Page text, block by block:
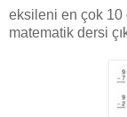
eksileni en çok 10
matematik dersi